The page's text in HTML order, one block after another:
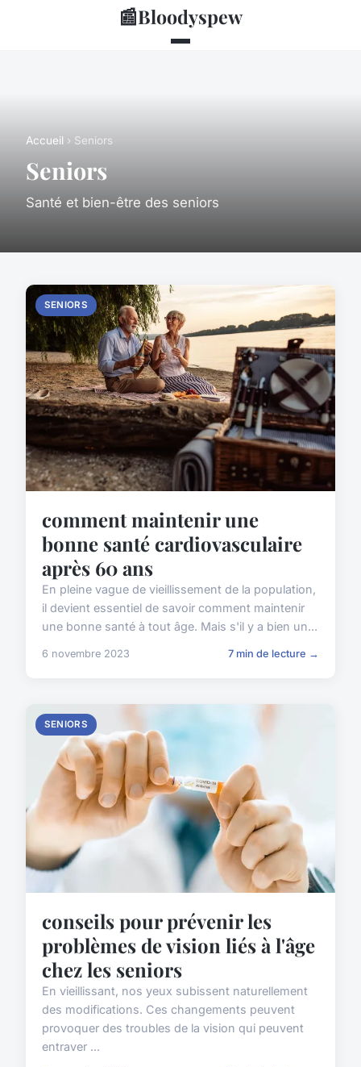
📰Bloodyspew
Accueil › Seniors
Seniors
Santé et bien-être des seniors
SENIORS
comment maintenir une
bonne santé cardiovasculaire
après 60 ans
En pleine vague de vieillissement de la population,
il devient essentiel de savoir comment maintenir
une bonne santé à tout âge. Mais s'il y a bien un...
6 novembre 2023 7 min de lecture →
SENIORS
conseils pour prévenir les
problèmes de vision liés à l'âge
chez les seniors
En vieillissant, nos yeux subissent naturellement
des modifications. Ces changements peuvent
provoquer des troubles de la vision qui peuvent
entraver ...